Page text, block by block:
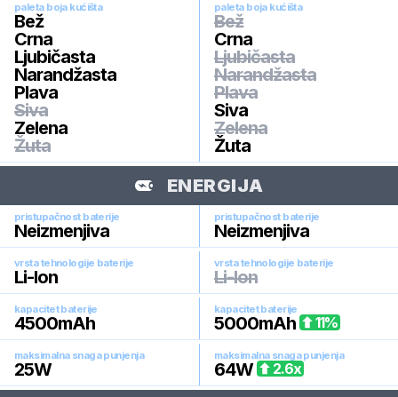
paleta boja kućišta
Bež
Crna
Ljubičasta
Narandžasta
Plava
Siva
Zelena
Žuta
paleta boja kućišta
Bež
Crna
Ljubičasta
Narandžasta
Plava
Siva
Zelena
Žuta
ENERGIJA
pristupačnost baterije
Neizmenjiva
pristupačnost baterije
Neizmenjiva
vrsta tehnologije baterije
Li-Ion
vrsta tehnologije baterije
Li-Ion
kapacitet baterije
4500mAh
kapacitet baterije
5000mAh 11%
maksimalna snaga punjenja
25W
maksimalna snaga punjenja
64W 2.6x